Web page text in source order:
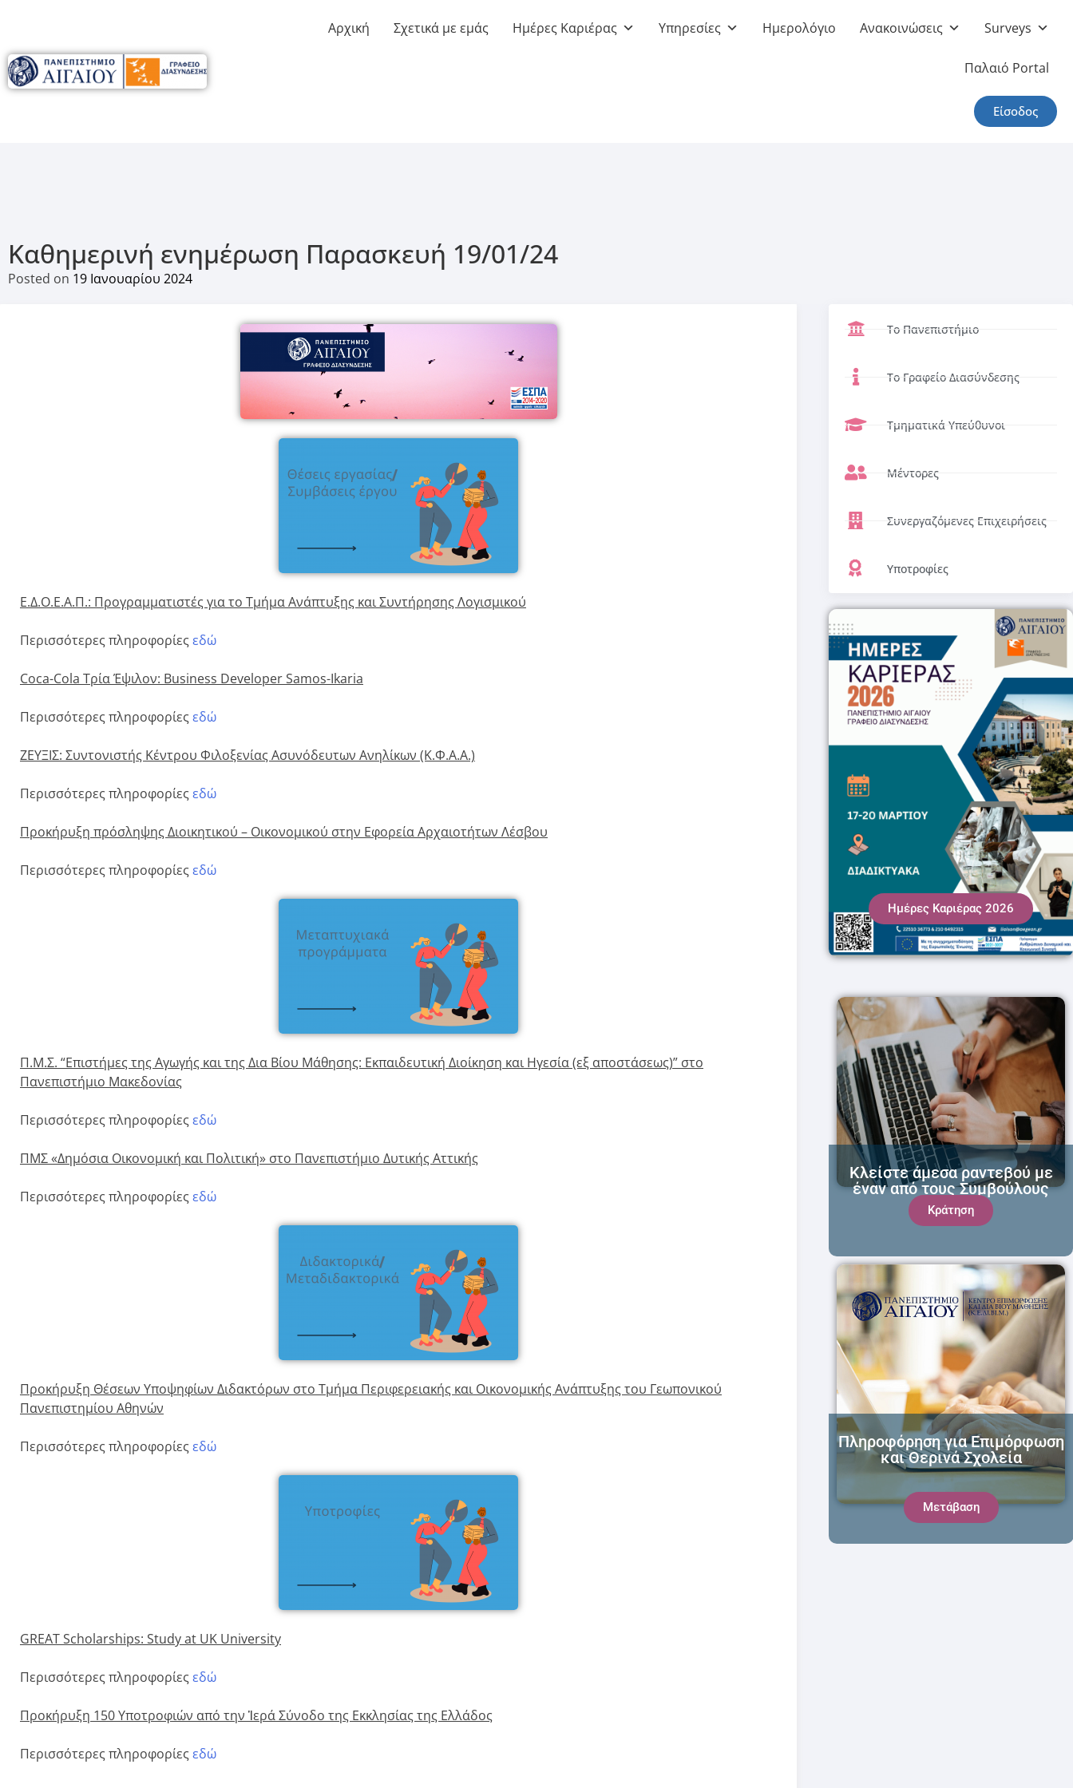
Αρχική Σχετικά με εμάς Ημέρες Καριέρας Υπηρεσίες Ημερολόγιο Ανακοινώσεις Surveys
Παλαιό Portal
Είσοδος
Καθημερινή ενημέρωση Παρασκευή 19/01/24
Posted on 19 Ιανουαρίου 2024
Ε.Δ.Ο.Ε.Α.Π.: Προγραμματιστές για το Τμήμα Ανάπτυξης και Συντήρησης Λογισμικού
Περισσότερες πληροφορίες εδώ
Coca-Cola Τρία Έψιλον: Business DeveloperSamos-Ikaria
Περισσότερες πληροφορίες εδώ
ΖΕΥΞΙΣ: Συντονιστής Κέντρου Φιλοξενίας Ασυνόδευτων Ανηλίκων (Κ.Φ.Α.Α.)
Περισσότερες πληροφορίες εδώ
Προκήρυξη πρόσληψης Διοικητικού – Οικονομικού στην Εφορεία Αρχαιοτήτων Λέσβου
Περισσότερες πληροφορίες εδώ
Π.Μ.Σ. “Επιστήμες της Αγωγής και της Δια Βίου Μάθησης: Εκπαιδευτική Διοίκηση και Ηγεσία (εξ αποστάσεως)” στο
Πανεπιστήμιο Μακεδονίας
Περισσότερες πληροφορίες εδώ
ΠΜΣ «Δημόσια Οικονομική και Πολιτική» στο Πανεπιστήμιο Δυτικής Αττικής
Περισσότερες πληροφορίες εδώ
Προκήρυξη Θέσεων Υποψηφίων Διδακτόρων στο Τμήμα Περιφερειακής και Οικονομικής Ανάπτυξης του Γεωπονικού
Πανεπιστημίου Αθηνών
Περισσότερες πληροφορίες εδώ
GREAT Scholarships: Study at UK University
Περισσότερες πληροφορίες εδώ
Προκήρυξη 150 Υποτροφιών από την Ἱερά Σύνοδο της Εκκλησίας της Ελλάδος
Περισσότερες πληροφορίες εδώ
Το Πανεπιστήμιο
Το Γραφείο Διασύνδεσης
Τμηματικά Υπεύθυνοι
Μέντορες
Συνεργαζόμενες Επιχειρήσεις
Υποτροφίες
Ημέρες Καριέρας 2026
Κράτηση
Κλείστε άμεσα ραντεβού με
έναν από τους Συμβούλους
μας!
Πληροφόρηση για Επιμόρφωση
και Θερινά Σχολεία
Μετάβαση